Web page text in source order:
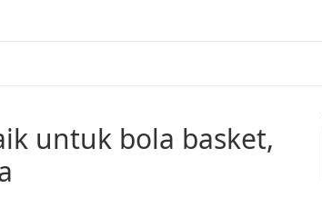
untuk bola basket,